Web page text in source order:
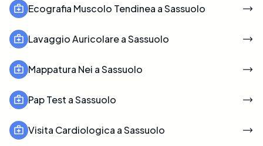
Ecografia Muscolo Tendinea a Sassuolo
Lavaggio Auricolare a Sassuolo
Mappatura Nei a Sassuolo
Pap Test a Sassuolo
Visita Cardiologica a Sassuolo